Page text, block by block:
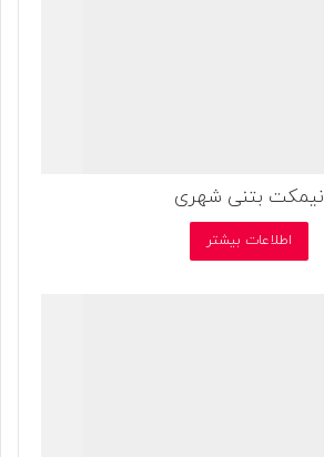
نیمکت بتنی شهری
اطلاعات بیشتر